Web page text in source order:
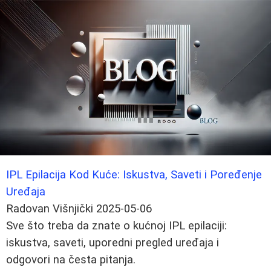
IPL Epilacija Kod Kuće: Iskustva, Saveti i Poređenje
Uređaja
Radovan Višnjički 2025-05-06
Sve što treba da znate o kućnoj IPL epilaciji:
iskustva, saveti, uporedni pregled uređaja i
odgovori na česta pitanja.